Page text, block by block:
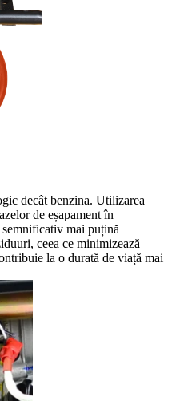
decât benzina. Utilizarea
de eșapament în
mai puțină
ceea ce minimizează
la o durată de viață mai